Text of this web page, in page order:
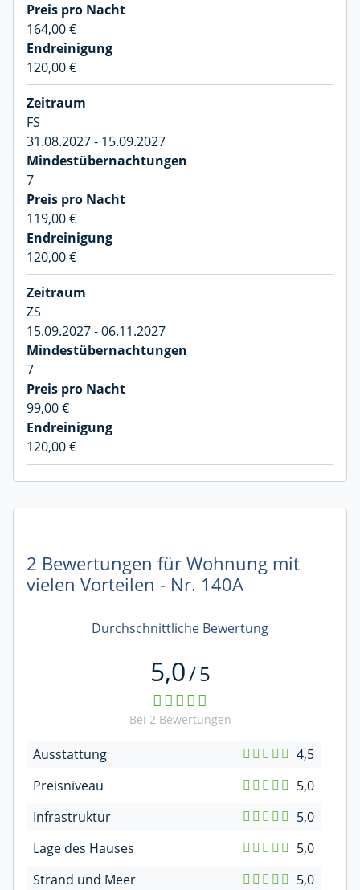
164,00 €
120,00 €
FS
31.08.2027 - 15.09.2027
7
119,00 €
120,00 €
ZS
15.09.2027 - 06.11.2027
7
99,00 €
120,00 €
2 Bewertungen für Wohnung mit
vielen Vorteilen - Nr. 140A
Durchschnittliche Bewertung
5,0/5
Bei 2 Bewertungen
Ausstattung
4,5
Preisniveau
5,0
Infrastruktur
5,0
Lage des Hauses
5,0
Strand und Meer
5,0